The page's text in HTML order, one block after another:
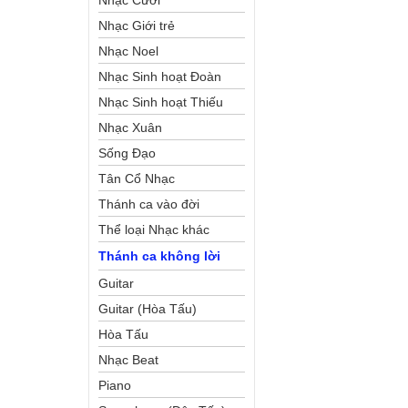
Nhạc Giới trẻ
Nhạc Noel
Nhạc Sinh hoạt Đoàn
Thể Công Giáo
Nhạc Sinh hoạt Thiếu
Nhi
Nhạc Xuân
Sống Đạo
Tân Cổ Nhạc
Thánh ca vào đời
Thể loại Nhạc khác
Thánh ca không lời
Guitar
Guitar (Hòa Tấu)
Hòa Tấu
Nhạc Beat
Piano